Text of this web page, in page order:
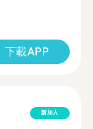
下載APP
新加入